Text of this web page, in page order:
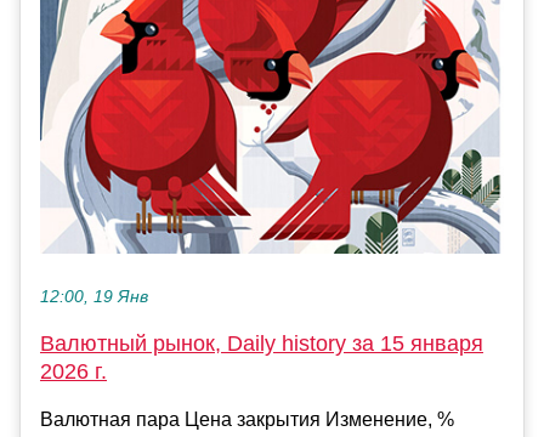
12:00, 19 Янв
Валютный рынок, Daily history за 15 января
2026 г.
Валютная пара Цена закрытия Изменение, %